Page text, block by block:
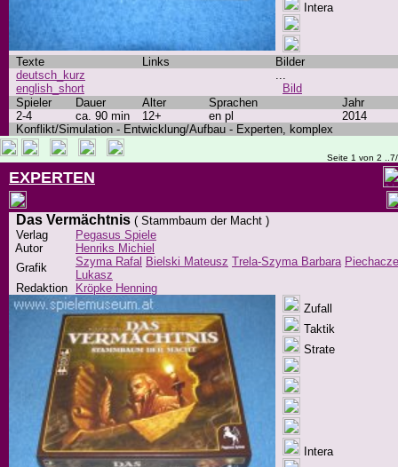
Intera
Texte Links
Bilder
deutsch_kurz
english_short
...
Bild
Spieler
Dauer Alter Sprachen
Jahr
2-4
ca. 90 min 12+ en pl
2014
Konflikt/Simulation - Entwicklung/Aufbau - Experten, komplex
Seite 1 von 2
EXPERTEN
Das Vermächtnis ( Stammbaum der Macht )
Verlag
Pegasus Spiele
Autor
Henriks Michiel
Grafik
Szyma Rafal Bielski Mateusz Trela-Szyma Barbara
Lukasz
Redaktion
Kröpke Henning
Zufall
Taktik
Strate
Intera